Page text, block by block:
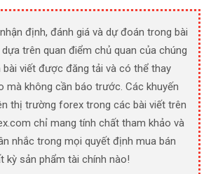
định, đánh giá và dự đoán trong bài
trên quan điểm chủ quan của chúng
viết được đăng tải và có thể thay
mà không cần báo trước. Các khuyến
thị trường forex trong các bài viết trên
chỉ mang tính chất tham khảo và
nhắc trong mọi quyết định mua bán
kỳ sản phẩm tài chính nào!